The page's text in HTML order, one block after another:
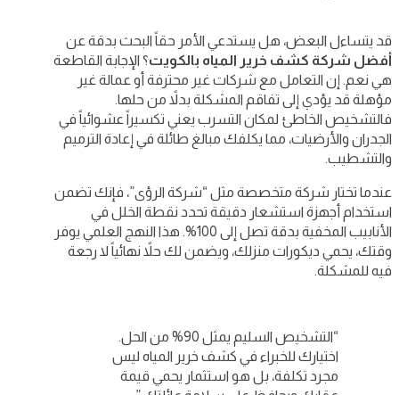
قد يتساءل البعض، هل يستدعي الأمر حقاً البحث بدقة عن
أفضل شركة كشف خرير المياه بالكويت؟ الإجابة القاطعة
هي نعم. إن التعامل مع شركات غير محترفة أو عمالة غير
مؤهلة قد يؤدي إلى تفاقم المشكلة بدلاً من حلها.
فالتشخيص الخاطئ لمكان التسرب يعني تكسيراً عشوائياً في
الجدران والأرضيات، مما يكلفك مبالغ طائلة في إعادة الترميم
والتشطيب.
عندما تختار شركة متخصصة مثل “شركة الرؤى”، فإنك تضمن
استخدام أجهزة استشعار دقيقة تحدد نقطة الخلل في
الأنابيب المخفية بدقة تصل إلى 100%. هذا النهج العلمي يوفر
وقتك، يحمي ديكورات منزلك، ويضمن لك حلاً نهائياً لا رجعة
فيه للمشكلة.
“التشخيص السليم يمثل 90% من الحل.
اختيارك للخبراء في كشف خرير المياه ليس
مجرد تكلفة، بل هو استثمار يحمي قيمة